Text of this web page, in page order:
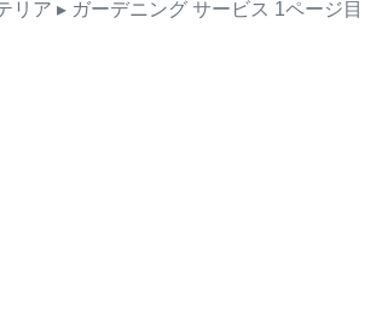
リア ▸ ガーデニング サービス 1ページ目